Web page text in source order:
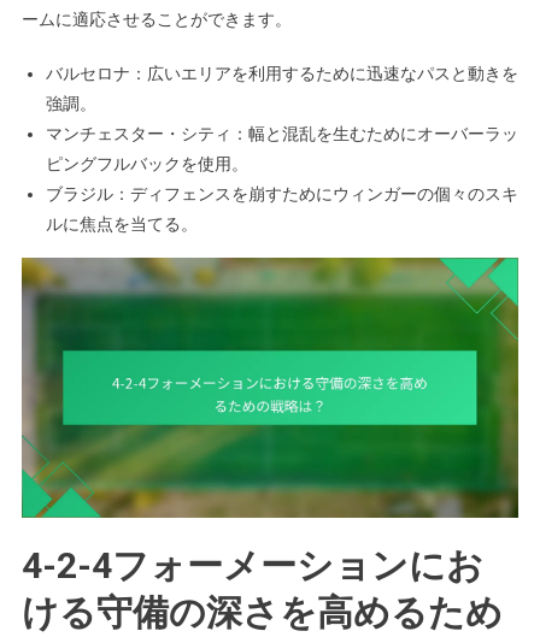
ームに適応させることができます。
バルセロナ：広いエリアを利用するために迅速なパスと動きを
強調。
マンチェスター・シティ：幅と混乱を生むためにオーバーラッ
ピングフルバックを使用。
ブラジル：ディフェンスを崩すためにウィンガーの個々のスキ
ルに焦点を当てる。
4-2-4フォーメーションにお
ける守備の深さを高めるため